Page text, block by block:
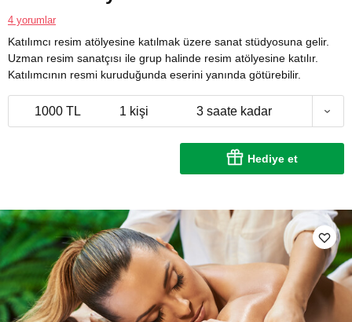
4 yorumlar
Katılımcı resim atölyesine katılmak üzere sanat stüdyosuna gelir.
Uzman resim sanatçısı ile grup halinde resim atölyesine katılır.
Katılımcının resmi kuruduğunda eserini yanında götürebilir.
1000 TL 1 kişi 3 saate kadar
Hediye et